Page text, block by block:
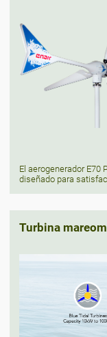
El aerogenerador E70
diseñado para
Turbina